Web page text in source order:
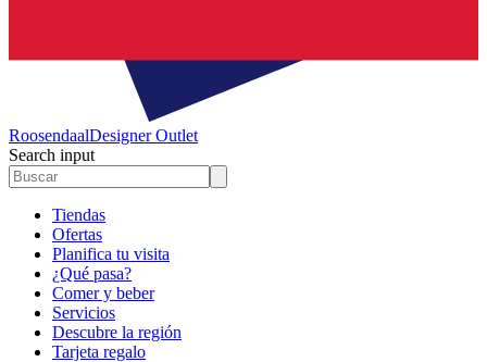
RoosendaalDesigner Outlet
Search input
Tiendas
Ofertas
Planifica tu visita
¿Qué pasa?
Comer y beber
Servicios
Descubre la región
Tarjeta regalo